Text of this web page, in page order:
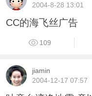
2004-8-28 13:01
CC的海飞丝广告
109
jiamin
2004-12-17 07:57